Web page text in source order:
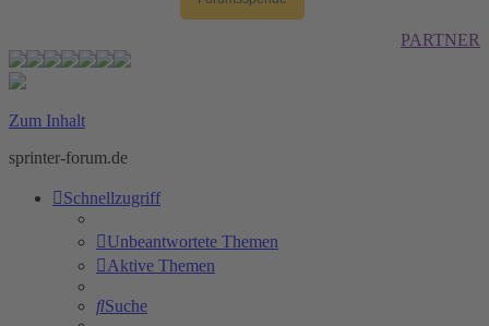
PARTNER
Zum Inhalt
sprinter-forum.de
Schnellzugriff
Unbeantwortete Themen
Aktive Themen
Suche